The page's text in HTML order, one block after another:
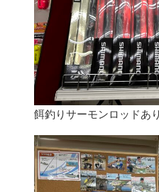
餌釣りサーモンロッドあ